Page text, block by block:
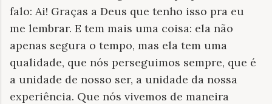
falo: Ai! Graças a Deus que tenho isso pra eu
me lembrar. E tem mais uma coisa: ela não
apenas segura o tempo, mas ela tem uma
qualidade, que nós perseguimos sempre, que é
a unidade de nosso ser, a unidade da nossa
experiência. Que nós vivemos de maneira